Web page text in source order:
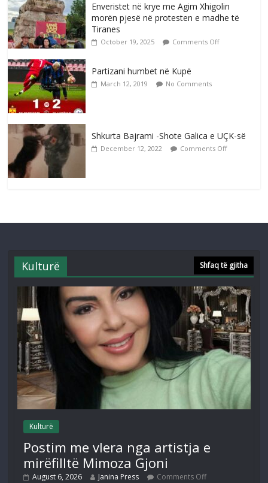
Enveristet në krye me Agim Xhigolin
morën pjesë në protesten e madhe të
Tiranes
October 19, 2025 Comments Off
Partizani humbet në Kupë
March 12, 2019 No Comments
Shkurta Bajrami -Shote Galica e UÇK-së
December 12, 2022 Comments Off
Kulturë Shfaq të gjitha
Kulturë
Postim me vlera nga artistja e
mirëfilltë Mimoza Gjoni
August 6, 2026 Janina Press Comments Off